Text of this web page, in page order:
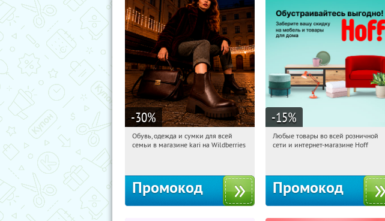
-30%
09:44:55 Получили:
Обувь, одежда и сумки для всей
семьи в магазине kari на Wildberries
Промокод
-15%
09:44:55 Получили:
Любые товары во всей розничной
сети и интернет-магазине Hoff
Промокод